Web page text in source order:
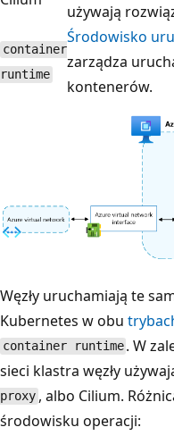
używają
container
runtime
Środowisko
zarządza
kontenerów.
Węzły uruchamiają te
Kubernetes w obu
container runtime . W
sieci klastra węzły
proxy , albo Cilium.
środowisku operacji: